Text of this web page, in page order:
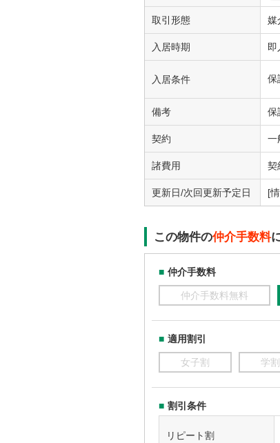
取引形態 媒
入居時期 即
入居条件 保
備考 保
契約 一
諸費用 契
更新日/次回更新予定日 [
この物件の仲介手数料
仲介手数料
仲介手数料無料
適用割引
女子割 学割
割引条件
リピート割